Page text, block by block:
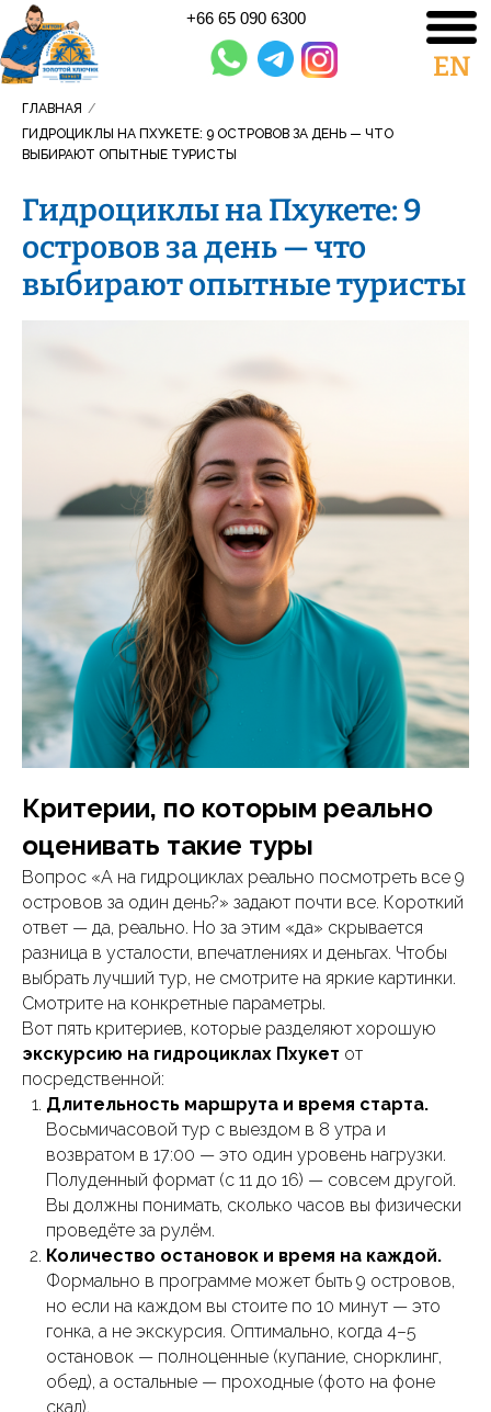
EN
+66 65 090 6300
ГЛАВНАЯ /
ГИДРОЦИКЛЫ НА ПХУКЕТЕ: 9 ОСТРОВОВ ЗА ДЕНЬ — ЧТО
ВЫБИРАЮТ ОПЫТНЫЕ ТУРИСТЫ
Гидроциклы на Пхукете: 9
островов за день — что
выбирают опытные туристы
Критерии, по которым реально
оценивать такие туры
Вопрос «А на гидроциклах реально посмотреть все 9
островов за один день?» задают почти все. Короткий
ответ — да, реально. Но за этим «да» скрывается
разница в усталости, впечатлениях и деньгах. Чтобы
выбрать лучший тур, не смотрите на яркие картинки.
Смотрите на конкретные параметры.
Вот пять критериев, которые разделяют хорошую
экскурсию на гидроциклах Пхукет от
посредственной:
Длительность маршрута и время старта.
Восьмичасовой тур с выездом в 8 утра и
возвратом в 17:00 — это один уровень нагрузки.
Полуденный формат (с 11 до 16) — совсем другой.
Вы должны понимать, сколько часов вы физически
проведёте за рулём.
Количество остановок и время на каждой.
Формально в программе может быть 9 островов,
но если на каждом вы стоите по 10 минут — это
гонка, а не экскурсия. Оптимально, когда 4–5
остановок — полноценные (купание, снорклинг,
обед), а остальные — проходные (фото на фоне
скал).